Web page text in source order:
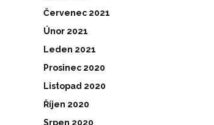
Červenec 2021
Únor 2021
Leden 2021
Prosinec 2020
Listopad 2020
Říjen 2020
Srpen 2020